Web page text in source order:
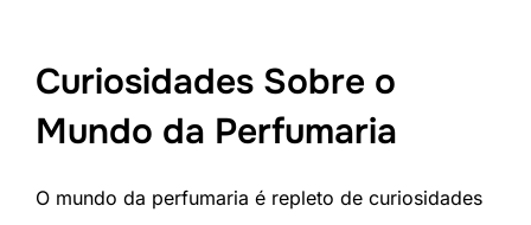
Curiosidades Sobre o
Mundo da Perfumaria
O mundo da perfumaria é repleto de curiosidades